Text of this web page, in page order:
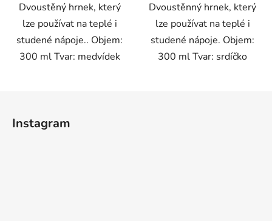
Dvoustěný hrnek, který
lze používat na teplé i
studené nápoje.. Objem:
300 ml Tvar: medvídek
Dvoustěnný hrnek, který
lze používat na teplé i
studené nápoje. Objem:
300 ml Tvar: srdíčko
Instagram